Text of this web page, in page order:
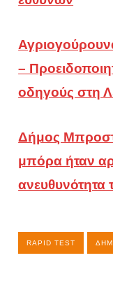
–
οδηγούς στη
Δήμος
μπόρα ήταν
ανευθυνότητα
RAPID TEST